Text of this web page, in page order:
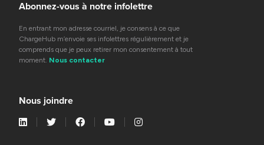
Abonnez-vous à notre infolettre
En entrant mon adresse courriel, je consens à ce que
ChargeHub m’envoie ses infolettres régulièrement et je
comprends que je peux retirer mon consentement à tout
moment. Nous contacter
Nous joindre